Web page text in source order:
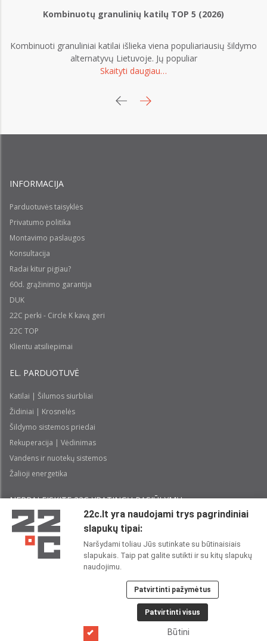
Kombinuotų granulinių katilų TOP 5 (2026)
Kombinuoti granuliniai katilai išlieka viena populiariausių šildymo
alternatyvų Lietuvoje. Jų populiar
Skaityti daugiau…
INFORMACIJA
Parduotuvės taisyklės
Privatumo politika
Montavimo paslaugos
Konsultacija
Radai kitur pigiau?
60d. grąžinimo garantija
DUK
22C perki - Circle K kavą geri
22C TOP
Klientu atsiliepimai
EL. PARDUOTUVĖ
Katilai | Šilumos siurbliai
Židiniai | Krosnelės
Šildymo sistemos priedai
Rekuperacija | Vėdinimas
Vandens ir nuotekų sistemos
Žalioji energetika
NEPRALEISKITE 22С YPATINGŲ PASIŪLYMŲ:
Perskaičiau ir sutinku su 22CPrivatumo politika
22C SOCIALINIUOSE TINKLUOSE:
22c.lt yra naudojami trys pagrindiniai
slapukų tipai:
Naršydami toliau Jūs sutinkate su būtinaisiais
slapukais. Taip pat galite sutikti ir su kitų slapukų
naudojimu.
Patvirtinti pažymėtus
Patvirtinti visus
Būtini